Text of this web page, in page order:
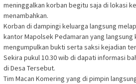
meninggalkan korban begitu saja di lokasi
menambahkan.
Korban di dampingi keluarga langsung
kantor Mapolsek Pedamaran yang langsung
mengumpulkan bukti serta saksi kejadian
Sekira pukul 10.30 wib di dapati informasi
di Desa Tersebut.
Tim Macan Komering yang di pimpin